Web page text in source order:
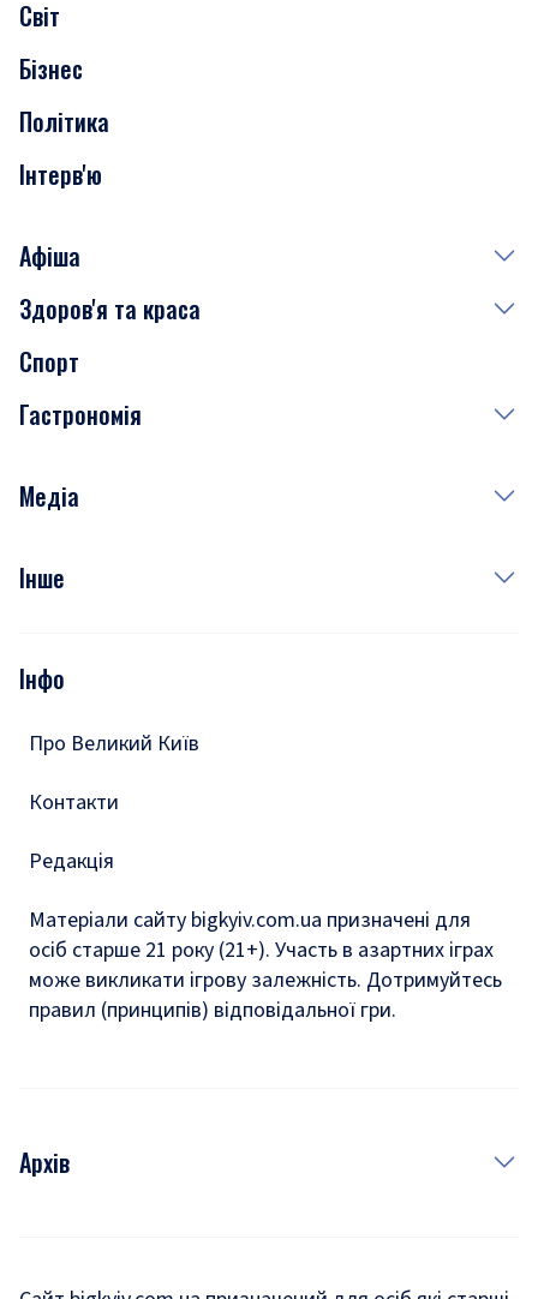
Нерухомість
Транспорт
Світ
Бізнес
Політика
Інтерв'ю
Афіша
Сьогодні
Завтра
Субота
Здоров'я та краса
Медицина
Краса
Спорт
Гастрономія
Рецепти
Медіа
Фото
Подкасти
Інше
Тести
Інфо
Про Великий Київ
Контакти
Редакція
Матеріали сайту bigkyiv.com.ua призначені для
осіб старше 21 року (21+). Участь в азартних іграх
може викликати ігрову залежність. Дотримуйтесь
правил (принципів) відповідальної гри.
Архів